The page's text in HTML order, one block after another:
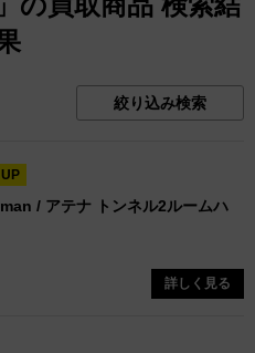
絞り込み検索
/ アテナ トンネル2ルームハ
詳しく見る